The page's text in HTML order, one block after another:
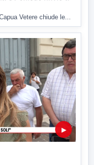
Vetere chiude le...
▶